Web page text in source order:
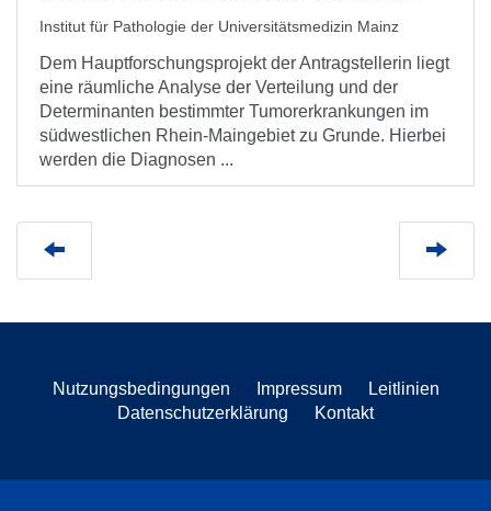
Institut für Pathologie der Universitätsmedizin Mainz
Dem Hauptforschungsprojekt der Antragstellerin liegt
eine räumliche Analyse der Verteilung und der
Determinanten bestimmter Tumorerkrankungen im
südwestlichen Rhein-Maingebiet zu Grunde. Hierbei
werden die Diagnosen ...
Nutzungsbedingungen Impressum
Leitlinien
Datenschutzerklärung
Kontakt